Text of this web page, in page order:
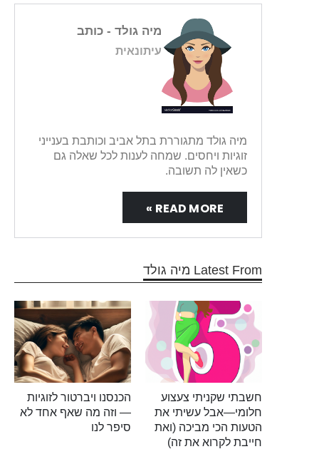
מיה גולד - כותב
עיתונאית
מיה גולד מתגוררת בתל אביב וכותבת בענייני
זוגיות ויחסים. שמחה לענות לכל שאלה גם
כשאין לה תשובה.
READ MORE »
Latest From מיה גולד
חשבתי שקניתי צעצוע
חלומי—אבל עשיתי את
הטעות הכי מביכה (ואת
חייבת לקרוא את זה)
הכנסנו ויברטור לזוגיות
— וזה מה שאף אחד לא
סיפר לנו